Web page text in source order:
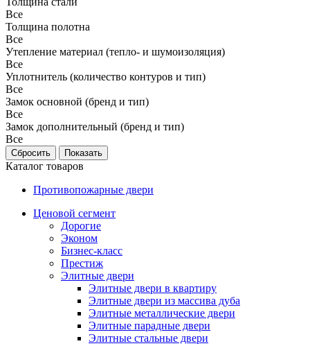
Все
Толщина полотна
Все
Утепление материал (тепло- и шумоизоляция)
Все
Уплотнитель (количество контуров и тип)
Все
Замок основной (бренд и тип)
Все
Замок дополнительный (бренд и тип)
Все
Каталог товаров
Противопожарные двери
Ценовой сегмент
Дорогие
Эконом
Бизнес-класс
Престиж
Элитные двери
Элитные двери в квартиру
Элитные двери из массива дуба
Элитные металлические двери
Элитные парадные двери
Элитные стальные двери